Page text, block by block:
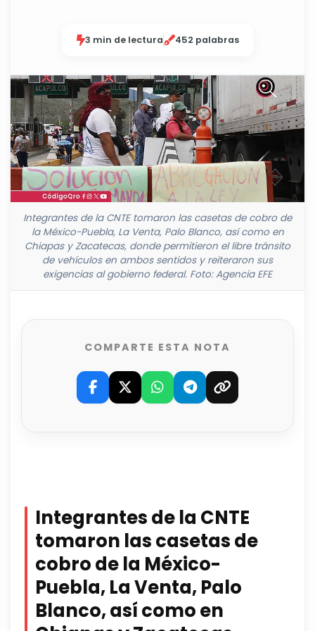
3 min de lectura 452 palabras
Integrantes de la CNTE tomaron las casetas de cobro de
la México-Puebla, La Venta, Palo Blanco, así como en
Chiapas y Zacatecas, donde permitieron el libre tránsito
de vehículos en ambos sentidos y reiteraron sus
exigencias al gobierno federal. Foto: Agencia EFE
COMPARTE ESTA NOTA
Integrantes de la CNTE
tomaron las casetas de
cobro de la México-
Puebla, La Venta, Palo
Blanco, así como en